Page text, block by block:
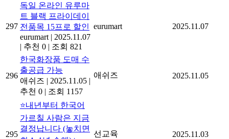
297
독일 온라인 유루마
트 블랙 프라이데이
전품목 15프로 할인
eurumart | 2025.11.07
| 추천 0 | 조회 821
eurumart 2025.11.07
296
한국화장품 도매 수
출공급 가능
애쉬즈 | 2025.11.05 |
추천 0 | 조회 1157
애쉬즈 2025.11.05
295
⭐내년부터 한국어
가르칠 사람은 지금
결정납니다 (놓치면
선교육 2025.11.03